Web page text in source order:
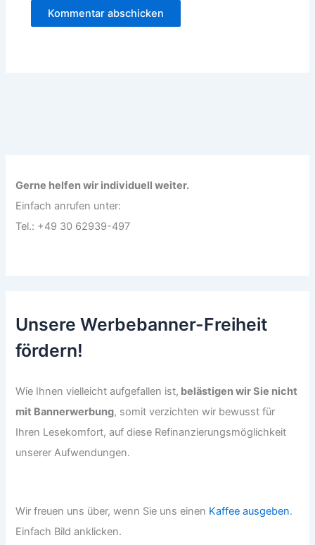
Gerne helfen wir individuell weiter.
Einfach anrufen unter:
Tel.: +49 30 62939-497
Unsere Werbebanner-Freiheit
fördern!
Wie Ihnen vielleicht aufgefallen ist, belästigen wir Sie nicht
mit Bannerwerbung, somit verzichten wir bewusst für
Ihren Lesekomfort, auf diese Refinanzierungsmöglichkeit
unserer Aufwendungen.
Wir freuen uns über, wenn Sie uns einen Kaffee ausgeben.
Einfach Bild anklicken.